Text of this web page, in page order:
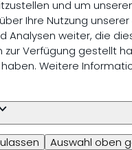
und um
Ihre Nutzung
Analysen weiter, die
zur Verfügung gestellt
Weitere
Auswahl oben